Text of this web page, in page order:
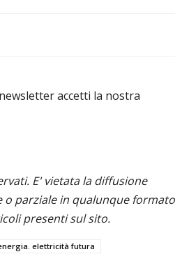
accetti la nostra
E' vietata la diffusione
parziale in qualunque formato
presenti sul sito.
elettricità futura